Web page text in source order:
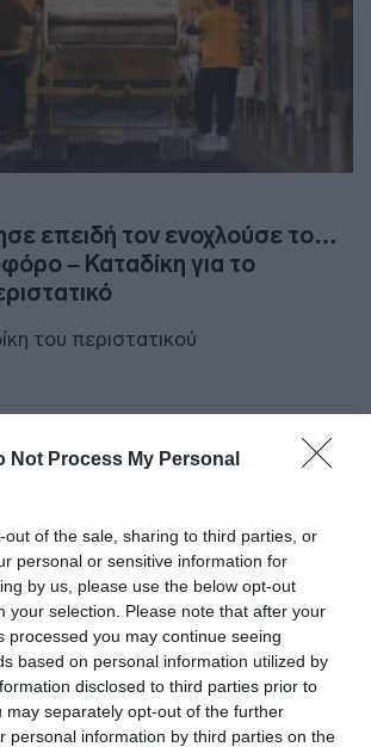
Not Process My Personal
out of the sale, sharing to third parties, or
personal or sensitive information for
by us, please use the below opt-out
your selection. Please note that after your
processed you may continue seeing
based on personal information utilized by
disclosed to third parties prior to
may separately opt-out of the further
personal information by third parties on the
επειδή τον ενοχλούσε το…
– Καταδίκη για το
του περιστατικού